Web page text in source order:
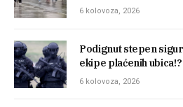
6 kolovoza, 2026
Podignut stepen
ekipe plaćenih
6 kolovoza, 2026